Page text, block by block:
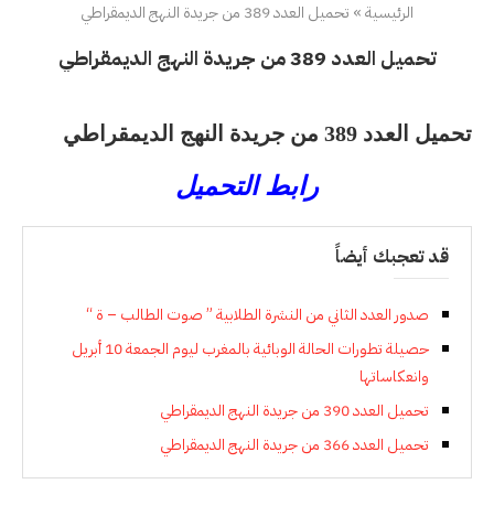
الرئيسية» تحميل العدد 389 من جريدة النهج الديمقراطي
تحميل العدد 389 من جريدة النهج الديمقراطي
تحميل العدد 389 من جريدة النهج الديمقراطي
رابط التحميل
قد تعجبك أيضاً
صدور العدد الثاني من النشرة الطلابية ” صوت الطالب – ة “
حصيلة تطورات الحالة الوبائية بالمغرب ليوم الجمعة 10 أبريل
وانعكاساتها
تحميل العدد 390 من جريدة النهج الديمقراطي
تحميل العدد 366 من جريدة النهج الديمقراطي